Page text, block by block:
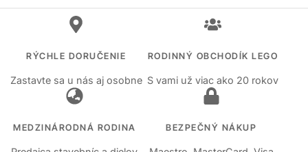
RÝCHLE DORUČENIE
Zastavte sa u nás aj osobne
RODINNÝ OBCHODÍK LEGO
S vami už viac ako 20 rokov
MEDZINÁRODNÁ RODINA BEZPEČNÝ NÁKUP